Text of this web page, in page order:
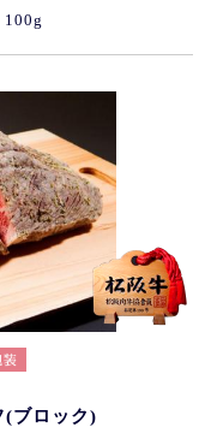
100g
(ブロック)